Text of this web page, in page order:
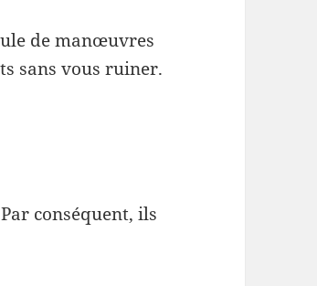
de manœuvres
sans vous ruiner.
conséquent, ils